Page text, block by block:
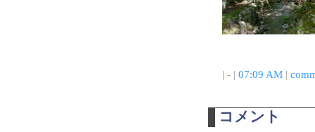
| - | 07:09 AM|
コメント